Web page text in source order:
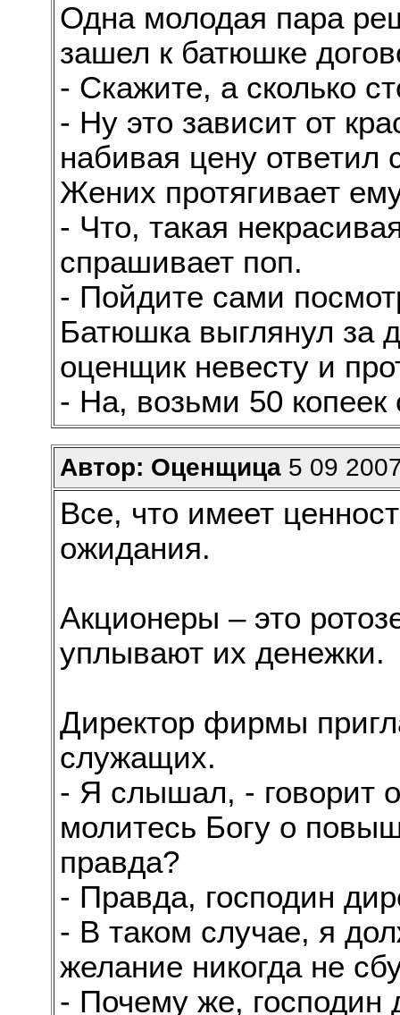
Одна молодая пара
зашел к батюшке
- Скажите, а сколько
- Ну это зависит от
набивая цену ответил
Жених протягивает
- Что, такая
спрашивает поп.
- Пойдите сами
Батюшка выглянул за
оценщик невесту и
- На, возьми 50
Автор: Оценщица5 09
Все, что имеет
ожидания.
Акционеры – это
уплывают их денежки.
Директор фирмы
служащих.
- Я слышал, - говорит
молитесь Богу о
правда?
- Правда, господин
- В таком случае, я
желание никогда не
- Почему же, господин